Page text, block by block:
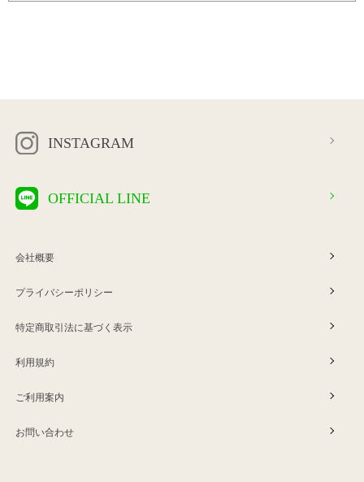
INSTAGRAM
OFFICIAL LINE
会社概要
プライバシーポリシー
特定商取引法に基づく表示
利用規約
ご利用案内
お問い合わせ